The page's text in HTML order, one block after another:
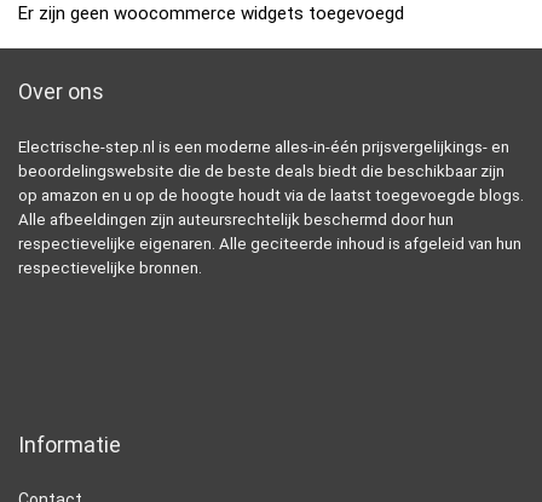
Er zijn geen woocommerce widgets toegevoegd
Over ons
Electrische-step.nl is een moderne alles-in-één prijsvergelijkings- en
beoordelingswebsite die de beste deals biedt die beschikbaar zijn
op amazon en u op de hoogte houdt via de laatst toegevoegde blogs.
Alle afbeeldingen zijn auteursrechtelijk beschermd door hun
respectievelijke eigenaren. Alle geciteerde inhoud is afgeleid van hun
respectievelijke bronnen.
Informatie